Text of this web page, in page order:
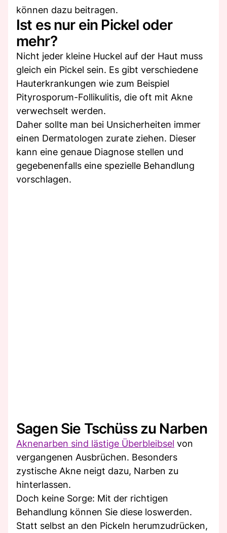
können dazu beitragen.
Ist es nur ein Pickel oder
mehr?
Nicht jeder kleine Huckel auf der Haut muss
gleich ein Pickel sein. Es gibt verschiedene
Hauterkrankungen wie zum Beispiel
Pityrosporum-Follikulitis, die oft mit Akne
verwechselt werden.
Daher sollte man bei Unsicherheiten immer
einen Dermatologen zurate ziehen. Dieser
kann eine genaue Diagnose stellen und
gegebenenfalls eine spezielle Behandlung
vorschlagen.
Sagen Sie Tschüss zu Narben
Aknenarben sind lästige Überbleibsel von
vergangenen Ausbrüchen. Besonders
zystische Akne neigt dazu, Narben zu
hinterlassen.
Doch keine Sorge: Mit der richtigen
Behandlung können Sie diese loswerden.
Statt selbst an den Pickeln herumzudrücken,